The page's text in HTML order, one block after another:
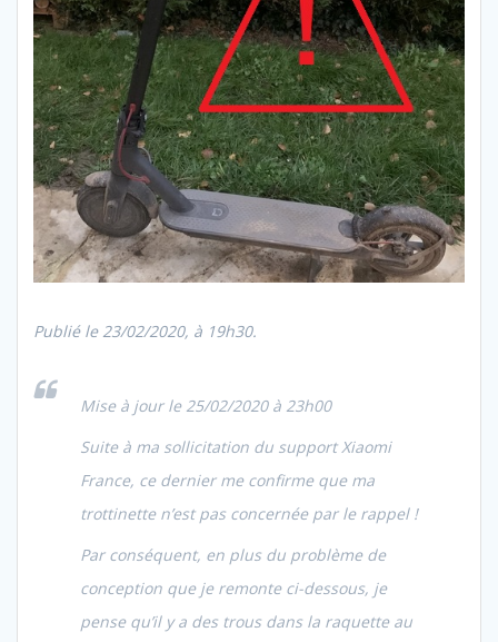
Publié le 23/02/2020, à 19h30.
Mise à jour le 25/02/2020 à 23h00
Suite à ma sollicitation du support Xiaomi
France, ce dernier me confirme que ma
trottinette n’est pas concernée par le rappel !
Par conséquent, en plus du problème de
conception que je remonte ci-dessous, je
pense qu’il y a des trous dans la raquette au